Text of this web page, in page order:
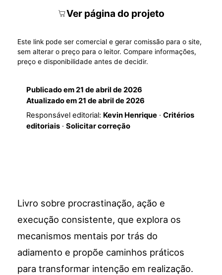
Ver página do projeto
Este link pode ser comercial e gerar comissão para o site,
sem alterar o preço para o leitor. Compare informações,
preço e disponibilidade antes de decidir.
Publicado em21 de abril de 2026
Atualizado em21 de abril de 2026
Responsável editorial: Kevin Henrique· Critérios
editoriais· Solicitar correção
Livro sobre procrastinação, ação e
execução consistente, que explora os
mecanismos mentais por trás do
adiamento e propõe caminhos práticos
para transformar intenção em realização.